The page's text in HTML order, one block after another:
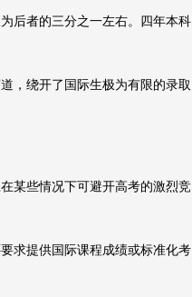
后者的三分之一左右。四年本科
，绕开了国际生极为有限的录取
某些情况下可避开高考的激烈竞
求提供国际课程成绩或标准化考